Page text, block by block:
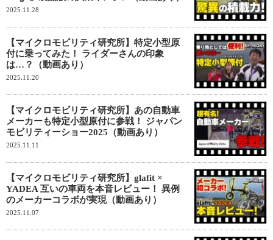
2025.11.28
【マイクロモビリティ研究所】特定小型原
付に乗ってみた！ ライダーさんの印象
は…？（動画あり）
2025.11.20
【マイクロモビリティ研究所】あの自動車
メーカーも特定小型原付に参戦！ ジャパン
モビリティーショー2025（動画あり）
2025.11.11
【マイクロモビリティ研究所】glafit ×
YADEA 互いの車両を本音レビュー！ 異例
のメーカーコラボが実現（動画あり）
2025.11.07